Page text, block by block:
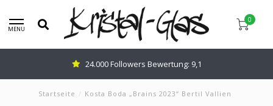
MENU
0
24.000 Followers Bewertung: 9,1
Startseite / Kosta Boda „Brains 2023“ Bertil Vallien